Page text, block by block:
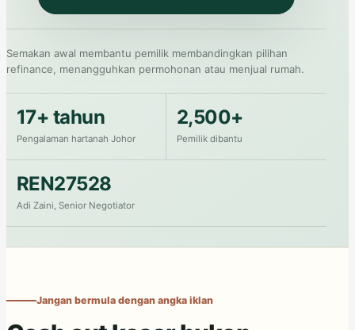
Semakan awal membantu pemilik membandingkan pilihan
refinance, menangguhkan permohonan atau menjual rumah.
17+ tahun
Pengalaman hartanah Johor
2,500+
Pemilik dibantu
REN27528
Adi Zaini, Senior Negotiator
Jangan bermula dengan angka iklan